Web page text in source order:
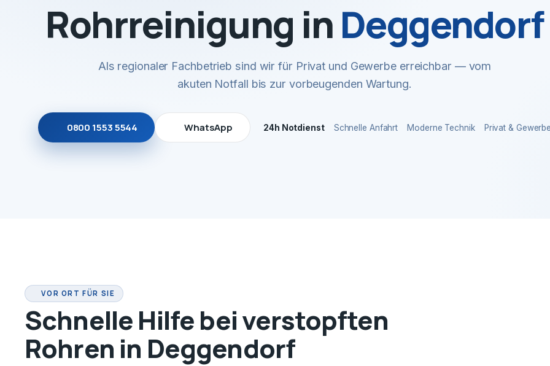
Rohrreinigung inDeggendorf
Als regionaler Fachbetrieb sind wir für Privat und Gewerbe erreichbar — vom
akuten Notfall bis zur vorbeugenden Wartung.
0800 1553 5544 WhatsApp 24h Notdienst Schnelle Anfahrt Moderne Technik Privat &
VOR ORT FÜR SIE
Schnelle Hilfe bei verstopften
Rohren in Deggendorf